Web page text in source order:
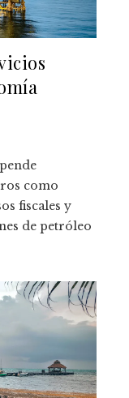
como
fiscales y
de petróleo